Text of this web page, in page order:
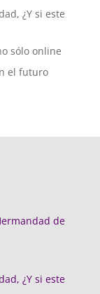
¿Y si este
sólo online
el futuro
de
¿Y si este